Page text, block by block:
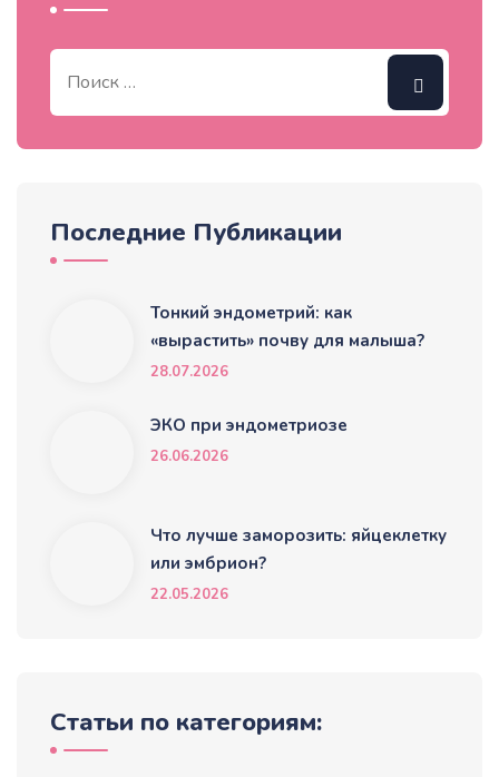
Последние Публикации
Тонкий эндометрий: как
«вырастить» почву для малыша?
28.07.2026
ЭКО при эндометриозе
26.06.2026
Что лучше заморозить: яйцеклетку
или эмбрион?
22.05.2026
Статьи по категориям: